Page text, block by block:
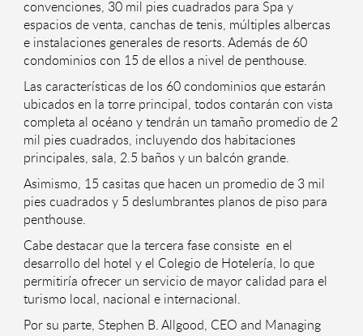
convenciones, 30 mil pies cuadrados para Spa y
espacios de venta, canchas de tenis, múltiples albercas
e instalaciones generales de resorts. Además de 60
condominios con 15 de ellos a nivel de penthouse.
Las características de los 60 condominios que estarán
ubicados en la torre principal, todos contarán con vista
completa al océano y tendrán un tamaño promedio de 2
mil pies cuadrados, incluyendo dos habitaciones
principales, sala, 2.5 baños y un balcón grande.
Asimismo, 15 casitas que hacen un promedio de 3 mil
pies cuadrados y 5 deslumbrantes planos de piso para
penthouse.
Cabe destacar que la tercera fase consiste en el
desarrollo del hotel y el Colegio de Hotelería, lo que
permitiría ofrecer un servicio de mayor calidad para el
turismo local, nacional e internacional.
Por su parte, Stephen B. Allgood, CEO and Managing